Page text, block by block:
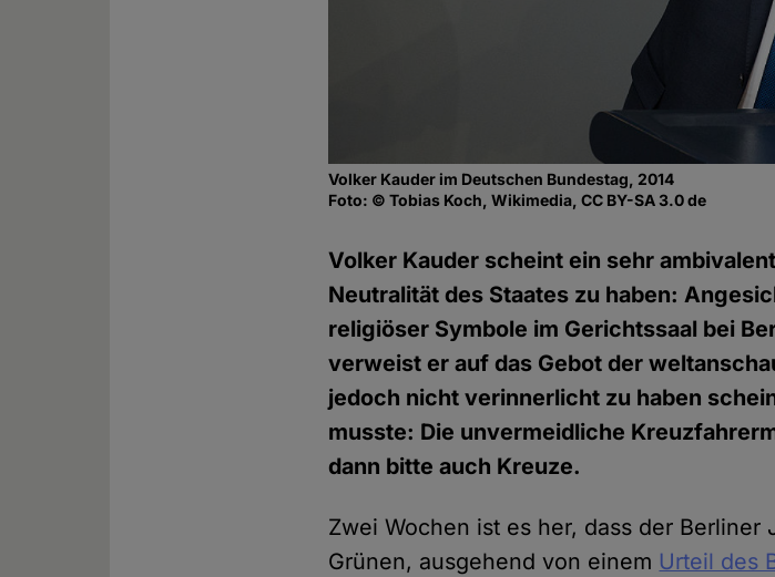
Volker Kauder im Deutschen Bundestag, 2014
Foto: © Tobias Koch, Wikimedia, CC BY-SA 3.0 de
Volker Kauder scheint ein sehr
Neutralität des Staates zu haben:
religiöser Symbole im Gerichtssaal bei
verweist er auf das Gebot der
jedoch nicht verinnerlicht zu haben
musste: Die unvermeidliche
dann bitte auch Kreuze.
Zwei Wochen ist es her, dass der
Grünen, ausgehend von einem Urteil des